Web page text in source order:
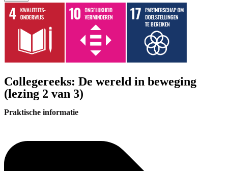
Collegereeks: De wereld in beweging
(lezing 2 van 3)
Praktische informatie